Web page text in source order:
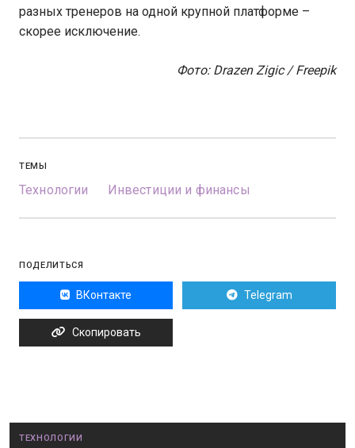
разных тренеров на одной крупной платформе –
скорее исключение.
Фото: Drazen Zigic / Freepik
ТЕМЫ
Технологии Инвестиции и финансы
ПОДЕЛИТЬСЯ
ВКонтакте Telegram
Скопировать
ТЕХНОЛОГИИ